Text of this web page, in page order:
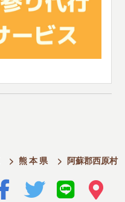
> 熊本県 > 阿蘇郡西原村